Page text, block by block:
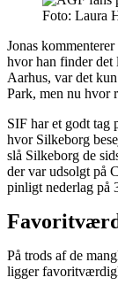
Foto: Laura
Jonas
hvor han finder det
Aarhus, var det
Park, men nu hvor
SIF har et godt tag
hvor Silkeborg
slå Silkeborg de
der var udsolgt på
pinligt nederlag på
På trods af de
ligger